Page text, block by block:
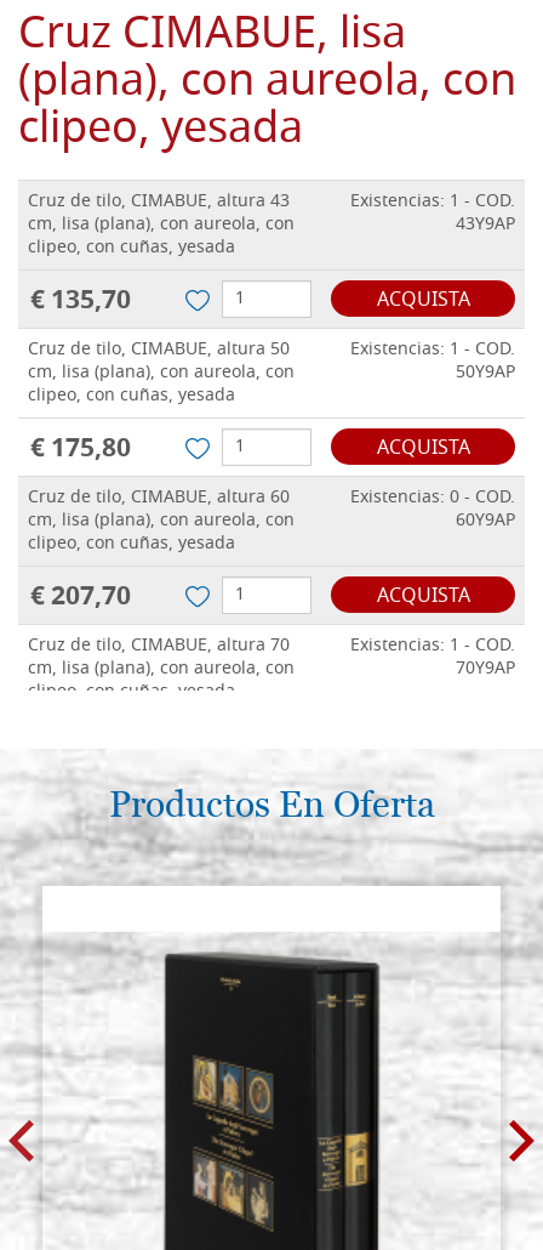
Cruz CIMABUE, lisa
(plana), con aureola, con
clipeo, yesada
Cruz de tilo, CIMABUE, altura 43
cm, lisa (plana), con aureola, con
clipeo, con cuñas, yesada
Existencias: 1 - COD.
43Y9AP
€ 135,70 ACQUISTA
Cruz de tilo, CIMABUE, altura 50
cm, lisa (plana), con aureola, con
clipeo, con cuñas, yesada
Existencias: 1 - COD.
50Y9AP
€ 175,80 ACQUISTA
Cruz de tilo, CIMABUE, altura 60
cm, lisa (plana), con aureola, con
clipeo, con cuñas, yesada
Existencias: 0 - COD.
60Y9AP
€ 207,70 ACQUISTA
Cruz de tilo, CIMABUE, altura 70
cm, lisa (plana), con aureola, con
clipeo, con cuñas, yesada
Existencias: 1 - COD.
70Y9AP
€ 233,60 ACQUISTA
Productos En Oferta